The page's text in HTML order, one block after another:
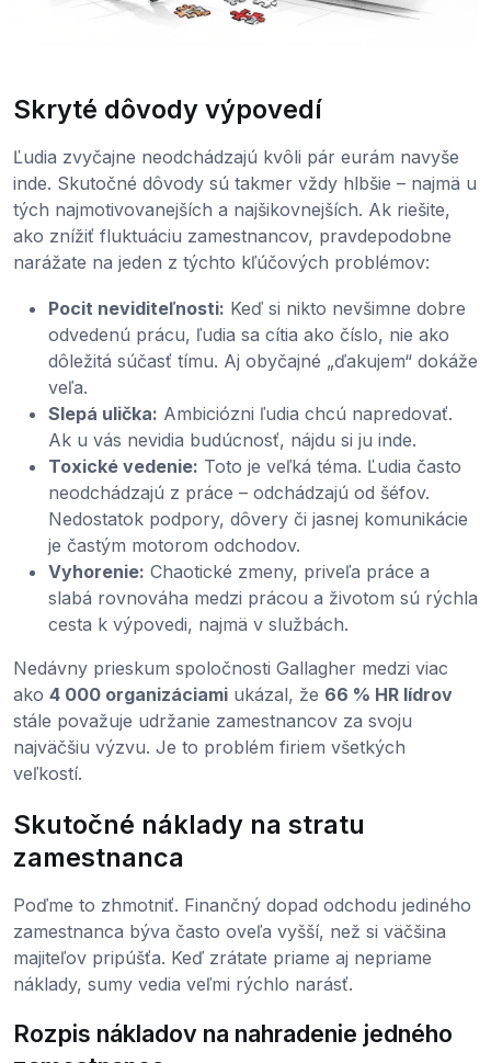
Skryté dôvody výpovedí
Ľudia zvyčajne neodchádzajú kvôli pár eurám navyše
inde. Skutočné dôvody sú takmer vždy hlbšie – najmä u
tých najmotivovanejších a najšikovnejších. Ak riešite,
ako znížiť fluktuáciu zamestnancov, pravdepodobne
narážate na jeden z týchto kľúčových problémov:
Pocit neviditeľnosti: Keď si nikto nevšimne dobre
odvedenú prácu, ľudia sa cítia ako číslo, nie ako
dôležitá súčasť tímu. Aj obyčajné „ďakujem“ dokáže
veľa.
Slepá ulička: Ambiciózni ľudia chcú napredovať.
Ak u vás nevidia budúcnosť, nájdu si ju inde.
Toxické vedenie: Toto je veľká téma. Ľudia často
neodchádzajú z práce – odchádzajú od šéfov.
Nedostatok podpory, dôvery či jasnej komunikácie
je častým motorom odchodov.
Vyhorenie: Chaotické zmeny, priveľa práce a
slabá rovnováha medzi prácou a životom sú rýchla
cesta k výpovedi, najmä v službách.
Nedávny prieskum spoločnosti Gallagher medzi viac
ako 4 000 organizáciami ukázal, že 66 % HR lídrov
stále považuje udržanie zamestnancov za svoju
najväčšiu výzvu. Je to problém firiem všetkých
veľkostí.
Skutočné náklady na stratu
zamestnanca
Poďme to zhmotniť. Finančný dopad odchodu jediného
zamestnanca býva často oveľa vyšší, než si väčšina
majiteľov pripúšťa. Keď zrátate priame aj nepriame
náklady, sumy vedia veľmi rýchlo narásť.
Rozpis nákladov na nahradenie jedného